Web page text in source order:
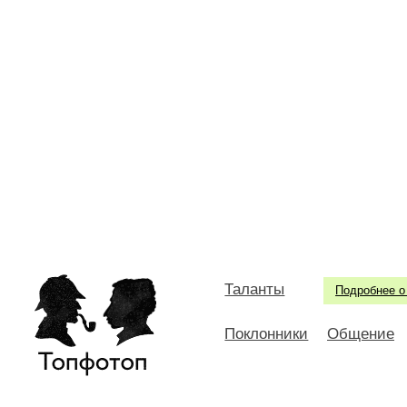
Подробнее о
Таланты
Поклонники Общение